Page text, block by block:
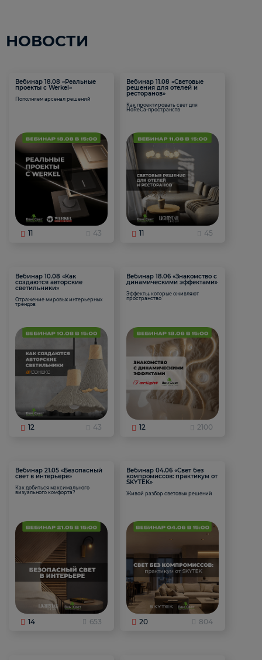
НОВОСТИ
Вебинар 18.08 «Реальные
проекты с Werkel»
Пополняем арсенал решений
11 43
Вебинар 11.08 «Световые
решения для отелей и
ресторанов»
Как проектировать свет для
HoReCa-пространств
11 45
Вебинар 10.08 «Как
создаются авторские
светильники»
Отражение мировых интерьерных
трендов
12 43
Вебинар 18.06 «Знакомство с
динамическими эффектами»
Эффекты, которые оживляют
пространство
12 2100
Вебинар 21.05 «Безопасный
свет в интерьере»
Как добиться максимального
визуального комфорта?
14 653
Вебинар 04.06 «Свет без
компромиссов: практикум от
SKYTEK»
Живой разбор световых решений
20 804